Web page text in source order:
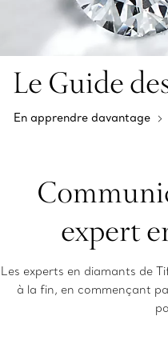
Le Guide
En apprendre davantage
expert
Les experts en diamants de
à la fin, en commençant